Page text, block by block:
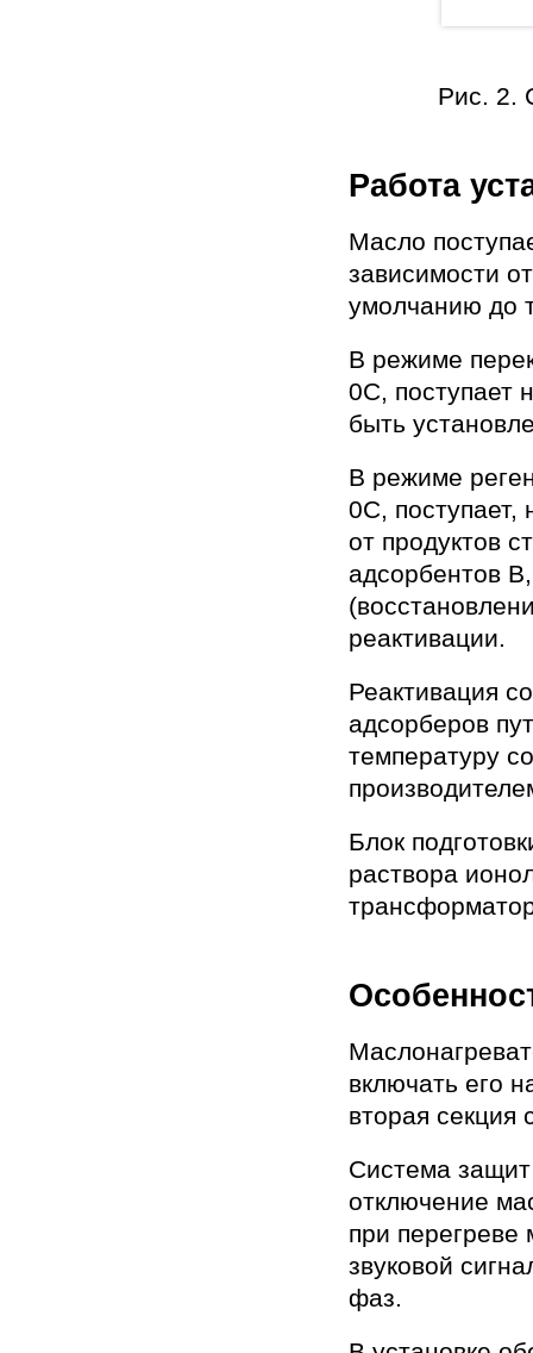
Рис. 2.
Работа
Масло
зависимости
умолчанию до
В режиме
0С, поступает
быть
В режиме
0С, поступает,
от продуктов
адсорбентов
реактивации.
Реактивация
адсорберов
температуру
Блок
раствора
включать его
вторая секция
Система защит
отключение
при перегреве
звуковой
фаз.